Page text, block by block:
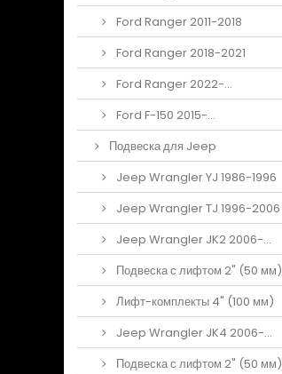
Ford Ranger 2011-2018
Ford Ranger 2018-2021
Ford Ranger 2022-...
Ford F-150 2015-...
Подвеска для Jeep
Jeep Wrangler YJ 1986-1996
Jeep Wrangler TJ 1996-2006
Jeep Wrangler JK2 2006-...
Подвеска с лифтом 2" (50 мм)
Лифт-комплекты 4" (100 мм)
Jeep Wrangler JK4 2006-...
Подвеска с лифтом 2" (50 мм)